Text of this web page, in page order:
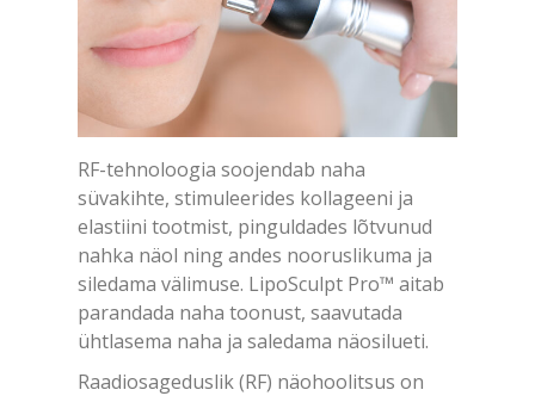
RF-tehnoloogia soojendab naha
süvakihte, stimuleerides kollageeni ja
elastiini tootmist, pinguldades lõtvunud
nahka näol ning andes nooruslikuma ja
siledama välimuse. LipoSculpt Pro™ aitab
parandada naha toonust, saavutada
ühtlasema naha ja saledama näosilueti.
Raadiosageduslik (RF) näohoolitsus on